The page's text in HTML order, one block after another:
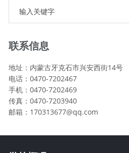
联系信息
地址：内蒙古牙克石市兴安西街14号
电话：0470-7202467
手机：0470-7202469
传真：0470-7203940
邮箱：170313677@qq.com